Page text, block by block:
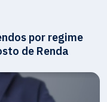
por regime
de Renda